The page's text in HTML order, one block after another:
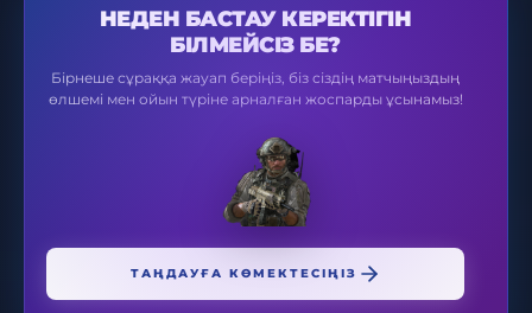
НЕДЕН БАСТАУ КЕРЕКТІГІН
БІЛМЕЙСІЗ БЕ?
Бірнеше сұраққа жауап беріңіз, біз сіздің матчыңыздың
өлшемі мен ойын түріне арналған жоспарды ұсынамыз!
ТАҢДАУҒА КӨМЕКТЕСІҢІЗ